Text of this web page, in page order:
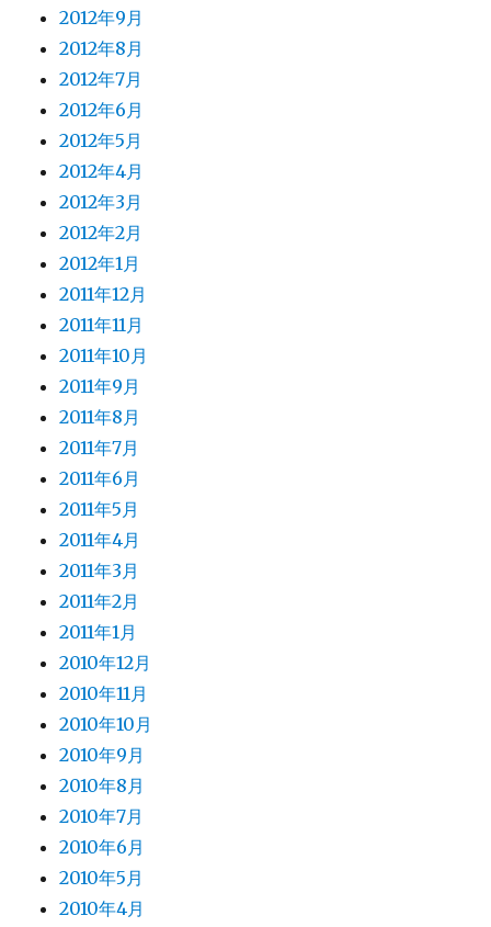
2012年9月
2012年8月
2012年7月
2012年6月
2012年5月
2012年4月
2012年3月
2012年2月
2012年1月
2011年12月
2011年11月
2011年10月
2011年9月
2011年8月
2011年7月
2011年6月
2011年5月
2011年4月
2011年3月
2011年2月
2011年1月
2010年12月
2010年11月
2010年10月
2010年9月
2010年8月
2010年7月
2010年6月
2010年5月
2010年4月